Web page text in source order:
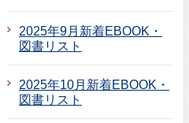
2025年9月新着EBOOK・
図書リスト
2025年10月新着EBOOK・
図書リスト